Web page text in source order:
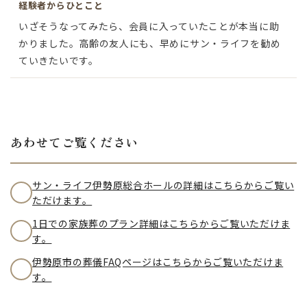
経験者からひとこと
いざそうなってみたら、会員に入っていたことが本当に助
かりました。高齢の友人にも、早めにサン・ライフを勧め
ていきたいです。
あわせてご覧ください
サン・ライフ伊勢原総合ホールの詳細はこちらからご覧い
ただけます。
1日での家族葬のプラン詳細はこちらからご覧いただけま
す。
伊勢原市の葬儀FAQページはこちらからご覧いただけま
す。